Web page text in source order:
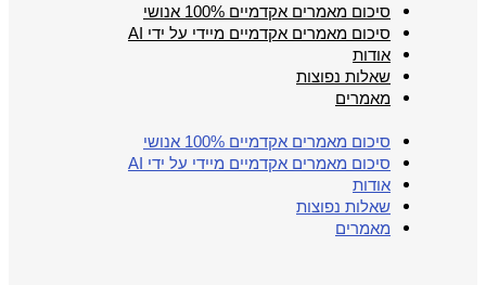
סיכום מאמרים אקדמיים 100% אנושי
סיכום מאמרים אקדמיים מיידי על ידי AI
אודות
שאלות נפוצות
מאמרים
סיכום מאמרים אקדמיים 100% אנושי
סיכום מאמרים אקדמיים מיידי על ידי AI
אודות
שאלות נפוצות
מאמרים